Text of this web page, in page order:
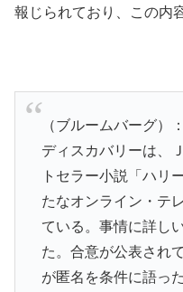
報じられており、この内
（ブルームバーグ）
ディスカバリーは、
トセラー小説「ハリ
たなオンライン・テ
ている。事情に詳し
た。合意が公表され
が匿名を条件に語っ